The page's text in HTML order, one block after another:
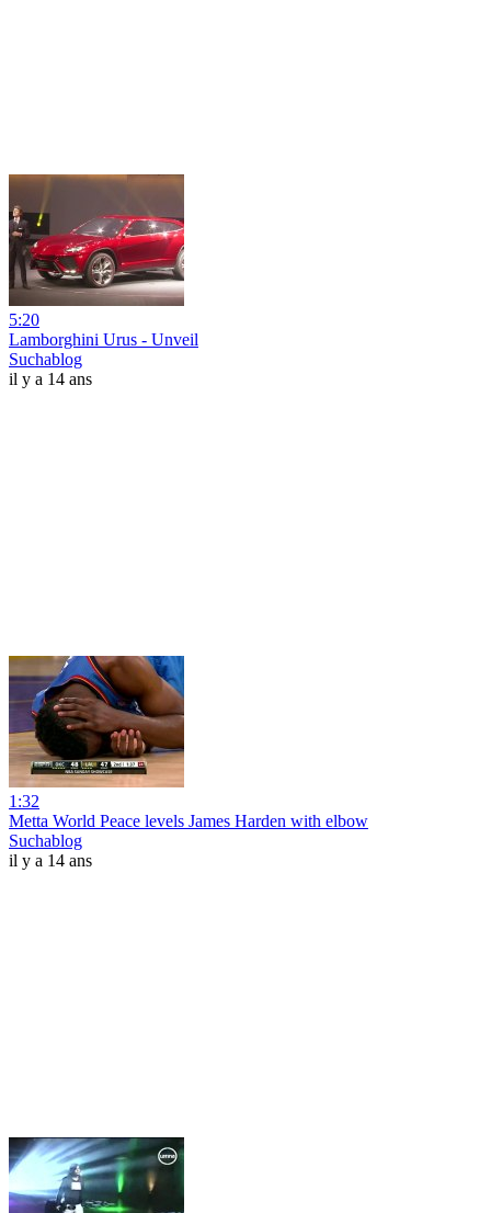
5:20
Lamborghini Urus - Unveil
Suchablog
il y a 14 ans
1:32
Metta World Peace levels James Harden with elbow
Suchablog
il y a 14 ans